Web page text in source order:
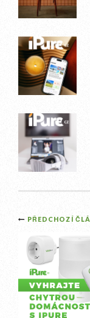
Post
PŘEDCHOZÍ